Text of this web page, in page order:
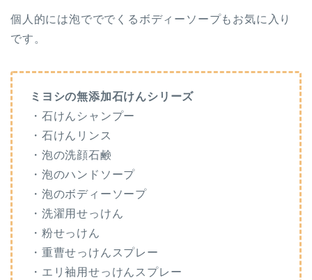
個人的には泡でででくるボディーソープもお気に入り
です。
ミヨシの無添加石けんシリーズ
・石けんシャンプー
・石けんリンス
・泡の洗顔石鹸
・泡のハンドソープ
・泡のボディーソープ
・洗濯用せっけん
・粉せっけん
・重曹せっけんスプレー
・エリ袖用せっけんスプレー